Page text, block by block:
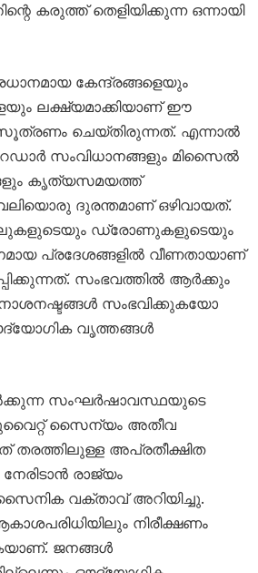
കരുത്ത് തെളിയിക്കുന്ന ഒന്നായി
കേന്ദ്രങ്ങളെയും
ലക്ഷ്യമാക്കിയാണ് ഈ
ചെയ്തിരുന്നത്. എന്നാൽ
സംവിധാനങ്ങളും മിസൈൽ
കൃത്യസമയത്ത്
ദുരന്തമാണ് ഒഴിവായത്.
ഡ്രോണുകളുടെയും
പ്രദേശങ്ങളിൽ വീണതായാണ്
സംഭവത്തിൽ ആർക്കും
സംഭവിക്കുകയോ
ഔദ്യോഗിക വൃത്തങ്ങൾ
സംഘർഷാവസ്ഥയുടെ
സൈന്യം അതീവ
തരത്തിലുള്ള അപ്രതീക്ഷിത
രാജ്യം
വക്താവ് അറിയിച്ചു.
നിരീക്ഷണം
ജനങ്ങൾ